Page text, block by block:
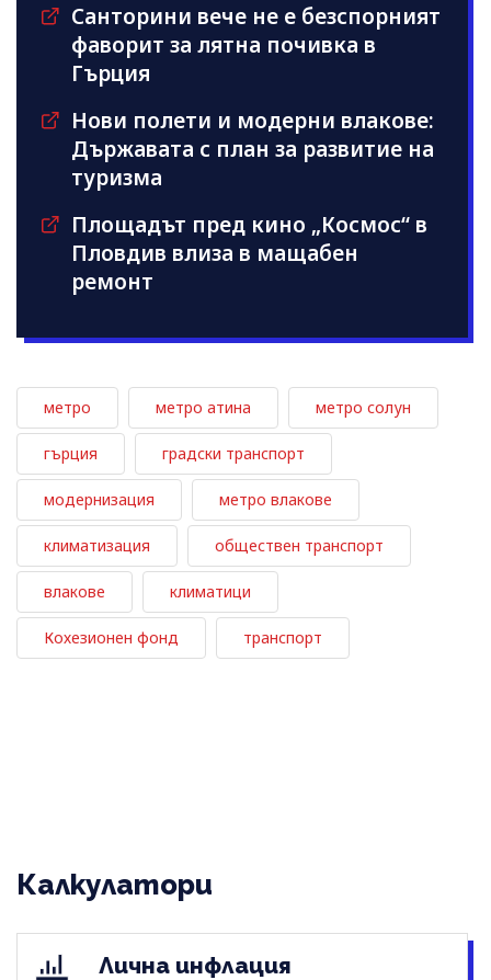
Санторини вече не е безспорният
фаворит за лятна почивка в
Гърция
Нови полети и модерни влакове:
Държавата с план за развитие на
туризма
Площадът пред кино „Космос“ в
Пловдив влиза в мащабен
ремонт
метро метро атина метро солун
гърция градски транспорт
модернизация метро влакове
климатизация обществен транспорт
влакове климатици
Кохезионен фонд транспорт
Калкулатори
Лична инфлация